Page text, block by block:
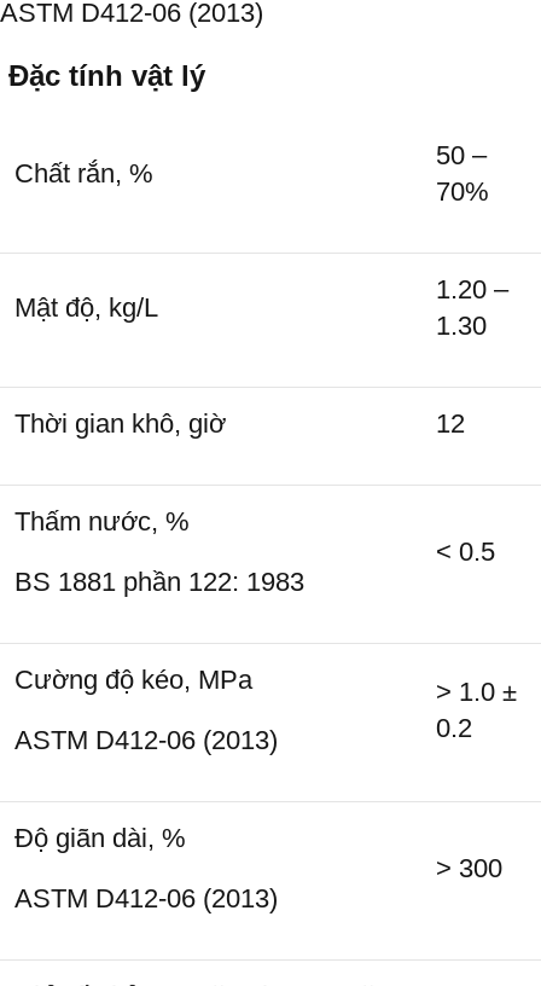
ASTM D412-06 (2013)
Đặc tính vật lý
Chất rắn, %
50 –
70%
Mật độ, kg/L
1.20 –
1.30
Thời gian khô, giờ 12
Thấm nước, %
BS 1881 phần 122: 1983
< 0.5
Cường độ kéo, MPa
ASTM D412-06 (2013)
> 1.0 ±
0.2
Độ giãn dài, %
ASTM D412-06 (2013)
> 300